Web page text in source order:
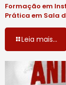
Formação em
Prática em Sala
Leia mais...